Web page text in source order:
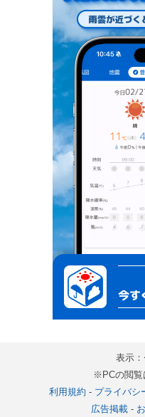
表示：
※PCの閲覧
利用規約 - プライバシ
広告掲載-